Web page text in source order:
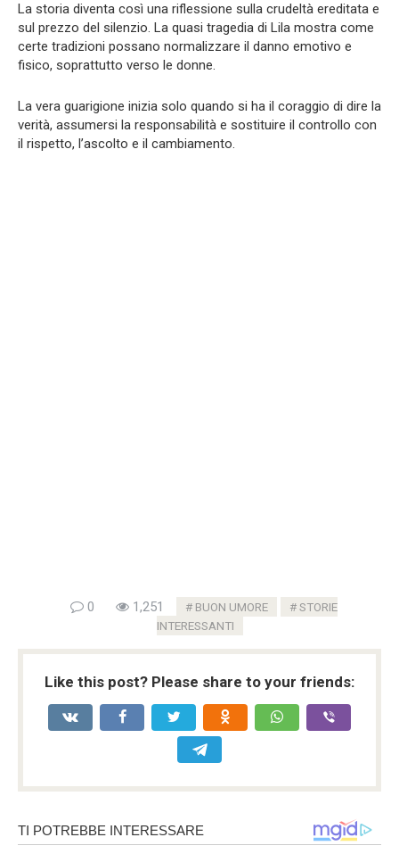
La storia diventa così una riflessione sulla crudeltà ereditata e
sul prezzo del silenzio. La quasi tragedia di Lila mostra come
certe tradizioni possano normalizzare il danno emotivo e
fisico, soprattutto verso le donne.
La vera guarigione inizia solo quando si ha il coraggio di dire la
verità, assumersi la responsabilità e sostituire il controllo con
il rispetto, l’ascolto e il cambiamento.
0 1,251 BUON UMORE
STORIE
INTERESSANTI
Like this post? Please share to your friends: